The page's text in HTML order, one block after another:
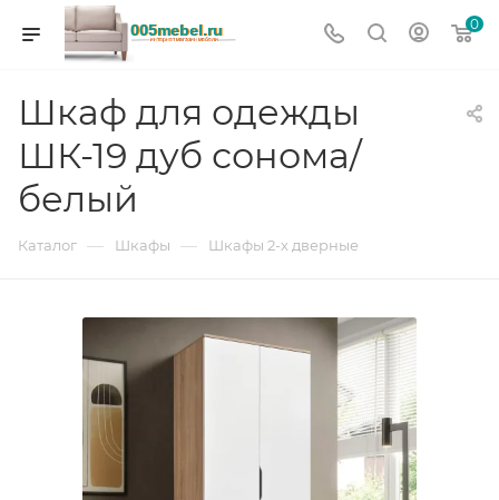
0
Шкаф для одежды
ШК-19 дуб сонома/
белый
Каталог — Шкафы — Шкафы 2-х дверные